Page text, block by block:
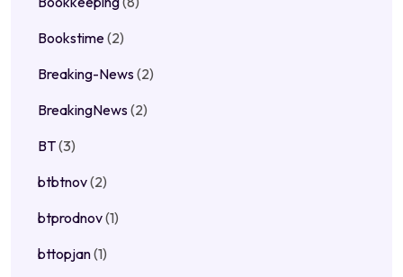
Bookstime(2)
Breaking-News(2)
BreakingNews(2)
BT(3)
btbtnov(2)
btprodnov(1)
bttopjan(1)